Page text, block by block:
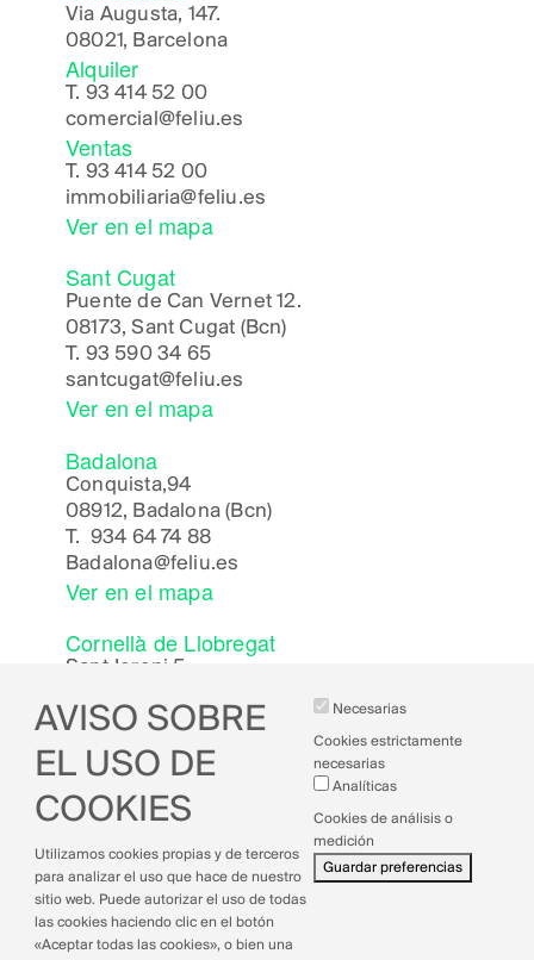
Via Augusta, 147.
08021, Barcelona
Alquiler
T. 93 414 52 00
comercial@feliu.es
Ventas
T. 93 414 52 00
immobiliaria@feliu.es
Ver en el mapa
Sant Cugat
Puente de Can Vernet 12.
08173, Sant Cugat (Bcn)
T. 93 590 34 65
santcugat@feliu.es
Ver en el mapa
Badalona
Conquista,94
08912, Badalona (Bcn)
T. 934 64 74 88
Badalona@feliu.es
Ver en el mapa
Cornellà de Llobregat
Sant Jeroni 5,
08940, Cornellà de Llobregat (Bcn)
Cornella @feliu.es
Ver en el mapa
Aviso legal
Política de cookies
Política de privacidad
Política de calidad
AVISO SOBRE
EL USO DE
COOKIES
Utilizamos cookies propias y de terceros
para analizar el uso que hace de nuestro
sitio web. Puede autorizar el uso de todas
las cookies haciendo clic en el botón
«Aceptar todas las cookies», o bien una
Necesarias
Cookies estrictamente
necesarias
Analíticas
Cookies de análisis o
medición
Guardar preferencias